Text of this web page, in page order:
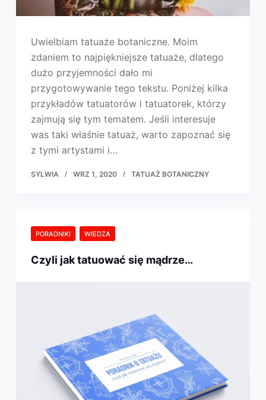
Uwielbiam tatuaże botaniczne. Moim
zdaniem to najpiękniejsze tatuaże, dlatego
dużo przyjemności dało mi
przygotowywanie tego tekstu. Poniżej kilka
przykładów tatuatorów i tatuatorek, którzy
zajmują się tym tematem. Jeśli interesuje
was taki właśnie tatuaż, warto zapoznać się
z tymi artystami i…
SYLWIA WRZ 1, 2020 TATUAŻ BOTANICZNY
PORADNIKI WIEDZA
Czyli jak tatuować się mądrze…